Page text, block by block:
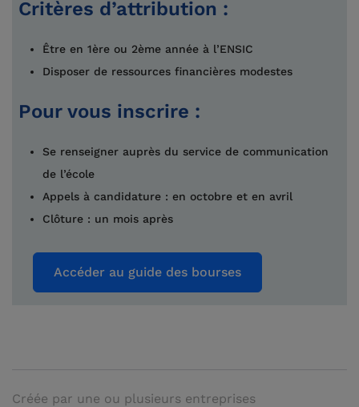
Critères d’attribution :
Être en 1ère ou 2ème année à l’ENSIC
Disposer de ressources financières modestes
Pour vous inscrire :
Se renseigner auprès du service de communication
de l’école
Appels à candidature : en octobre et en avril
Clôture : un mois après
Accéder au guide des bourses
Créée par une ou plusieurs entreprises